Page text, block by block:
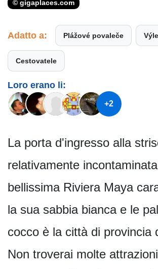
© gigaplaces.com
Adatto a: Plážové povaleče
Cestovatele
Loro erano li:
+2
La porta d'ingresso alla
relativamente
bellissima Riviera Maya
la sua sabbia bianca e le
cocco è la città di provincia
Non troverai molte